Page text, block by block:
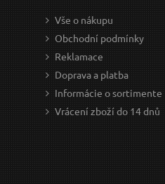
Vše o nákupu
Obchodní podmínky
Reklamace
Doprava a platba
Informácie o sortimente
Vrácení zboží do 14 dnů